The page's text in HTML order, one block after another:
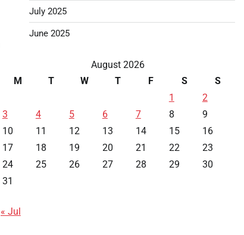
July 2025
June 2025
August 2026
M
T W T F S
S
1
2
3
4 5 6 7 8
9
10
11 12 13 14 15
16
17
18 19 20 21 22
23
24
25 26 27 28 29
30
31
« Jul